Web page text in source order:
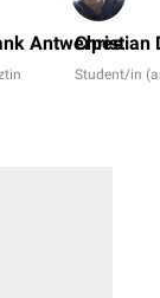
Antwerpes
Christian
Student/in